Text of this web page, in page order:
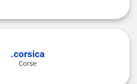
.corsica
Corse